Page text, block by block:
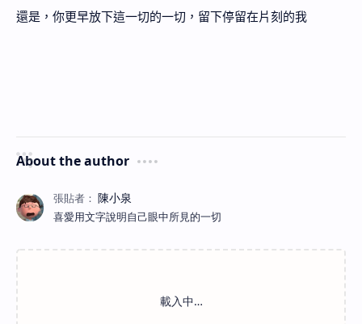
還是，你更早放下這一切的一切，留下停留在片刻的我
About the author
喜愛用文字說明自己眼中所見的一切